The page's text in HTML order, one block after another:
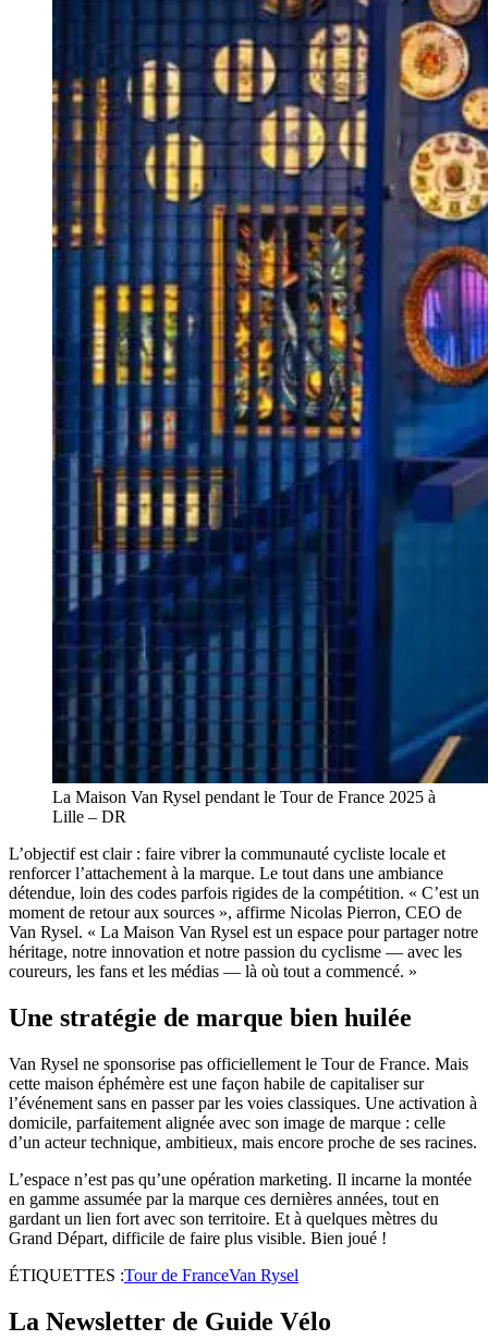
La Maison Van Rysel pendant le Tour de France 2025 à
Lille – DR
L’objectif est clair : faire vibrer la communauté cycliste locale et
renforcer l’attachement à la marque. Le tout dans une ambiance
détendue, loin des codes parfois rigides de la compétition. « C’est un
moment de retour aux sources », affirme Nicolas Pierron, CEO de
Van Rysel. « La Maison Van Rysel est un espace pour partager notre
héritage, notre innovation et notre passion du cyclisme — avec les
coureurs, les fans et les médias — là où tout a commencé. »
Une stratégie de marque bien huilée
Van Rysel ne sponsorise pas officiellement le Tour de France. Mais
cette maison éphémère est une façon habile de capitaliser sur
l’événement sans en passer par les voies classiques. Une activation à
domicile, parfaitement alignée avec son image de marque : celle
d’un acteur technique, ambitieux, mais encore proche de ses racines.
L’espace n’est pas qu’une opération marketing. Il incarne la montée
en gamme assumée par la marque ces dernières années, tout en
gardant un lien fort avec son territoire. Et à quelques mètres du
Grand Départ, difficile de faire plus visible. Bien joué !
ÉTIQUETTES :Tour de FranceVan Rysel
La Newsletter de Guide Vélo